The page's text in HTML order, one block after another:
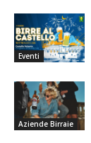
Eventi
Aziende Birraie